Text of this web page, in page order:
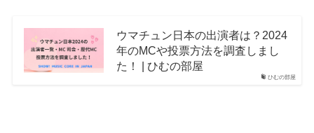
ひむの部屋
ウマチュン日本の出演者は？2024
年のMCや投票方法を調査しまし
た！ | ひむの部屋